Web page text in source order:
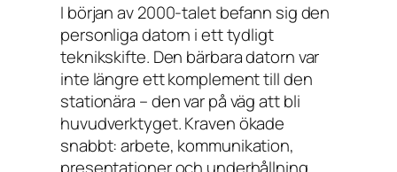
I början av 2000-talet befann sig den
personliga datorn i ett tydligt
teknikskifte. Den bärbara datorn var
inte längre ett komplement till den
stationära – den var på väg att bli
huvudverktyget. Kraven ökade
snabbt: arbete, kommunikation,